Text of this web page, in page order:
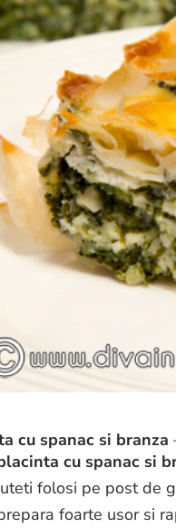
cu spanac si branza
cu spanac si
folosi pe post de
foarte usor si